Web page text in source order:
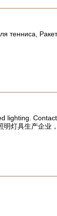
灯具生产企业